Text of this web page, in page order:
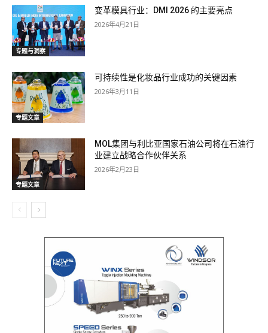
专题与洞察
变革模具行业：DMI 2026 的主要亮点
2026年4月21日
专题文章
可持续性是化妆品行业成功的关键因素
2026年3月11日
专题文章
MOL集团与利比亚国家石油公司将在石油行
业建立战略合作伙伴关系
2026年2月23日